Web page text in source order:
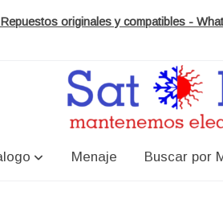
originales y compatibles -
Menaje Buscar por